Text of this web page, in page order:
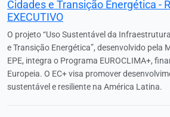
Cidades e Transição Energética -
EXECUTIVO
O projeto “Uso Sustentável da
e Transição Energética”, desenvolvido pela
EPE, integra o Programa EUROCLIMA+,
Europeia. O EC+ visa promover
sustentável e resiliente na América Latina.